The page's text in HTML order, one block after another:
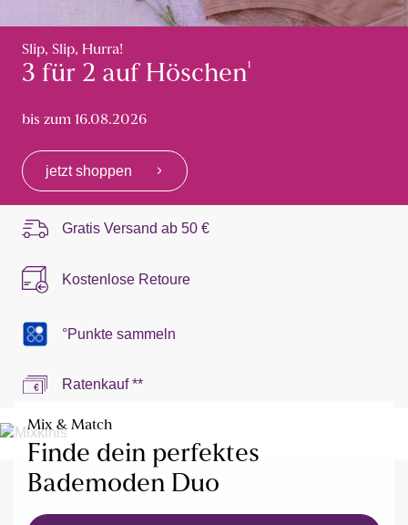
Slip, Slip, Hurra!
3 für 2 auf Höschen¹
bis zum 16.08.2026
jetzt shoppen
Gratis Versand ab 50 €
Kostenlose Retoure
°Punkte sammeln
Ratenkauf **
Mix & Match
Finde dein perfektes
Bademoden Duo